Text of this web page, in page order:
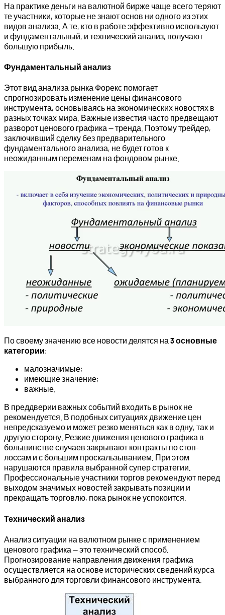
На практике деньги на валютной бирже чаще всего теряют
те участники, которые не знают основ ни одного из этих
видов анализа. А те, кто в работе эффективно используют
и фундаментальный, и технический анализ, получают
большую прибыль.
Фундаментальный анализ
Этот вид анализа рынка Форекс помогает
спрогнозировать изменение цены финансового
инструмента, основываясь на экономических новостях в
разных точках мира. Важные известия часто предвещают
разворот ценового графика — тренда. Поэтому трейдер,
заключивший сделку без предварительного
фундаментального анализа, не будет готов к
неожиданным переменам на фондовом рынке.
По своему значению все новости делятся на 3 основные
категории:
малозначимые;
имеющие значение;
важные.
В преддверии важных событий входить в рынок не
рекомендуется. В подобных ситуациях движение цен
непредсказуемо и может резко меняться как в одну, так и
другую сторону. Резкие движения ценового графика в
большинстве случаев закрывают контракты по стоп-
лоссам и с большим проскальзыванием. При этом
нарушаются правила выбранной супер стратегии.
Профессиональные участники торгов рекомендуют перед
выходом значимых новостей закрывать позиции и
прекращать торговлю, пока рынок не успокоится.
Технический анализ
Анализ ситуации на валютном рынке с применением
ценового графика — это технический способ.
Прогнозирование направления движения графика
осуществляется на основе исторических сведений курса
выбранного для торговли финансового инструмента.